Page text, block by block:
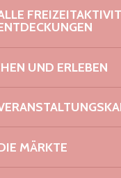
UND ERLEBEN
MÄRKTE